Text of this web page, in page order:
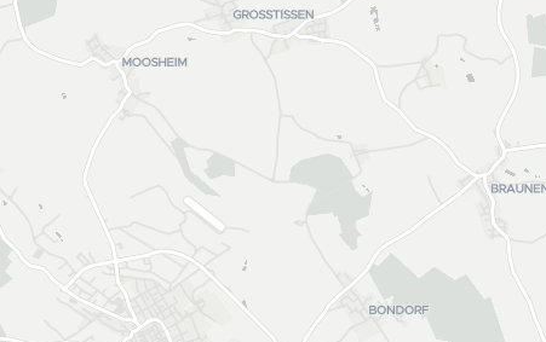
Rasentrimmer,
Motorsensen und
Sprüh- und Spritzgeräte